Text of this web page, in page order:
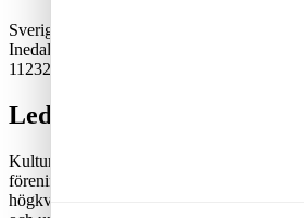
Sveriges Kulturskoleråd
Inedalsgatan 15
11232 Stockholm
Lediga tjänster
Kulturskolerådet är en ideell, partipolitiskt
förening där kommuner samverkar för en
högkvalitativ kulturskoleverksamhet.